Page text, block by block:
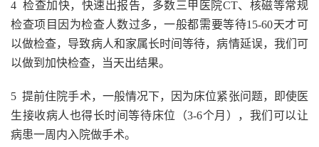
4 检查加快，快速出报告，多数三甲医院CT、核磁等常规
检查项目因为检查人数过多，一般都需要等待15-60天才可
以做检查，导致病人和家属长时间等待，病情延误，我们可
以做到加快检查，当天出结果。
5 提前住院手术，一般情况下，因为床位紧张问题，即使医
生接收病人也得长时间等待床位（3-6个月），我们可以让
病患一周内入院做手术。